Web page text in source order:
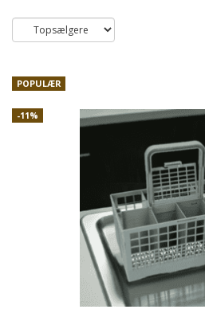
POPULÆR
-11%